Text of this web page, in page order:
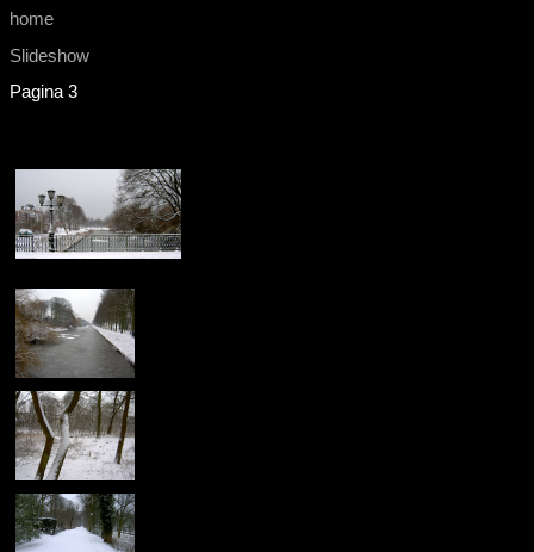
home
Slideshow
Pagina 3